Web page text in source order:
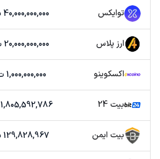
توایکس 40,000,000,000 ت
ارز پلاس 20,000,000,000 ت
اکسکوینو 1,000,000,000 ت
بیت 24 1,805,592,786 ت
بیت ایمن 129,828,967 ت